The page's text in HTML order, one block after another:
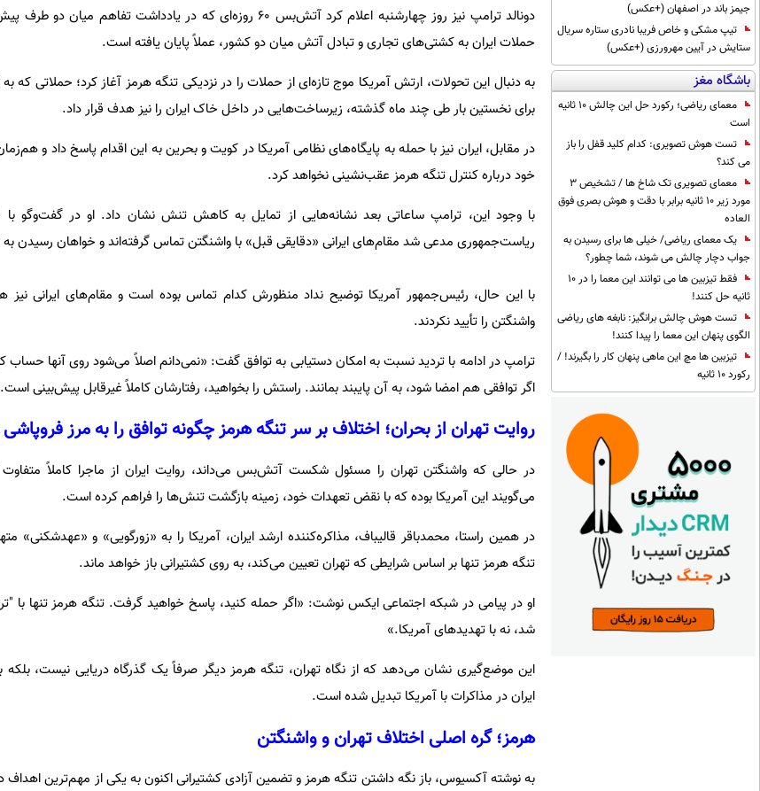
جیمز باند در اصفهان (+عکس)
تیپ مشکی و خاص فریبا نادری ستاره سریال
ستایش در آیین مهرورزی (+عکس)
باشگاه مغز
معمای ریاضی؛ رکورد حل این چالش 10 ثانیه
است
تست هوش تصویری: کدام کلید قفل را باز
می کند؟
معمای تصویری تک شاخ ها / تشخیص 3
مورد زیر 10 ثانیه برابر با دقت و هوش بصری فوق
العاده
یک معمای ریاضی/ خیلی ها برای رسیدن به
جواب دچار چالش می شوند، شما چطور؟
فقط تیزبین ها می توانند این معما را در 10
ثانیه حل کنند!
تست هوش چالش برانگیز: نابغه های ریاضی
الگوی پنهان این معما را پیدا کنند!
تیزبین ها مچ این ماهی پنهان کار را بگیرند! /
رکورد 10 ثانیه
دونالد ترامپ نیز روز چهارشنبه اعلام کرد آتش‌بس ۶۰ روزه‌ای که در یادداشت
حملات ایران به کشتی‌های تجاری و تبادل آتش میان دو کشور، عملاً پایان یافته است.
به دنبال این تحولات، ارتش آمریکا موج تازه‌ای از حملات را در نزدیکی تنگه هرمز آغاز کرد؛ حملاتی که
برای نخستین بار طی چند ماه گذشته، زیرساخت‌هایی در داخل خاک ایران را نیز هدف قرار داد.
در مقابل، ایران نیز با حمله به پایگاه‌های نظامی آمریکا در کویت و بحرین به این اقدام پاسخ داد و
خود درباره کنترل تنگه هرمز عقب‌نشینی نخواهد کرد.
با وجود این، ترامپ ساعاتی بعد نشانه‌هایی از تمایل به کاهش تنش نشان داد. او در گفت‌وگو با
ریاست‌جمهوری مدعی شد مقام‌های ایرانی «دقایقی قبل» با واشنگتن تماس گرفته‌اند و خواهان رسیدن
با این حال، رئیس‌جمهور آمریکا توضیح نداد منظورش کدام تماس بوده است و مقام‌های ایرانی
واشنگتن را تأیید نکردند.
ترامپ در ادامه با تردید نسبت به امکان دستیابی به توافق گفت: «نمی‌دانم اصلاً می‌شود روی آنها حساب
اگر توافقی هم امضا شود، به آن پایبند بمانند. راستش را بخواهید، رفتارشان کاملاً غیرقابل پیش‌بینی
روایت تهران از بحران؛ اختلاف بر سر تنگه هرمز چگونه توافق را به مرز فروپاشی
در حالی که واشنگتن تهران را مسئول شکست آتش‌بس می‌داند، روایت ایران از ماجرا کاملاً
می‌گویند این آمریکا بوده که با نقض تعهدات خود، زمینه بازگشت تنش‌ها را فراهم کرده است.
در همین راستا، محمدباقر قالیباف، مذاکره‌کننده ارشد ایران، آمریکا را به «زورگویی» و «عهدشکنی»
تنگه هرمز تنها بر اساس شرایطی که تهران تعیین می‌کند، به روی کشتیرانی باز خواهد ماند.
او در پیامی در شبکه اجتماعی ایکس نوشت: «اگر حمله کنید، پاسخ خواهید گرفت. تنگه هرمز تنها با
شد، نه با تهدیدهای آمریکا.»
این موضع‌گیری نشان می‌دهد که از نگاه تهران، تنگه هرمز دیگر صرفاً یک گذرگاه دریایی نیست،
ایران در مذاکرات با آمریکا تبدیل شده است.
هرمز؛ گره اصلی اختلاف تهران و واشنگتن
به نوشته آکسیوس، باز نگه داشتن تنگه هرمز و تضمین آزادی کشتیرانی اکنون به یکی از مهم‌ترین